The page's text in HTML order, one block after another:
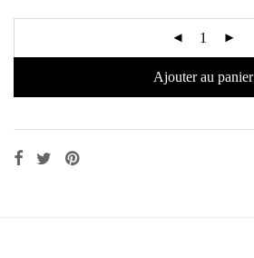
Ajouter au panier